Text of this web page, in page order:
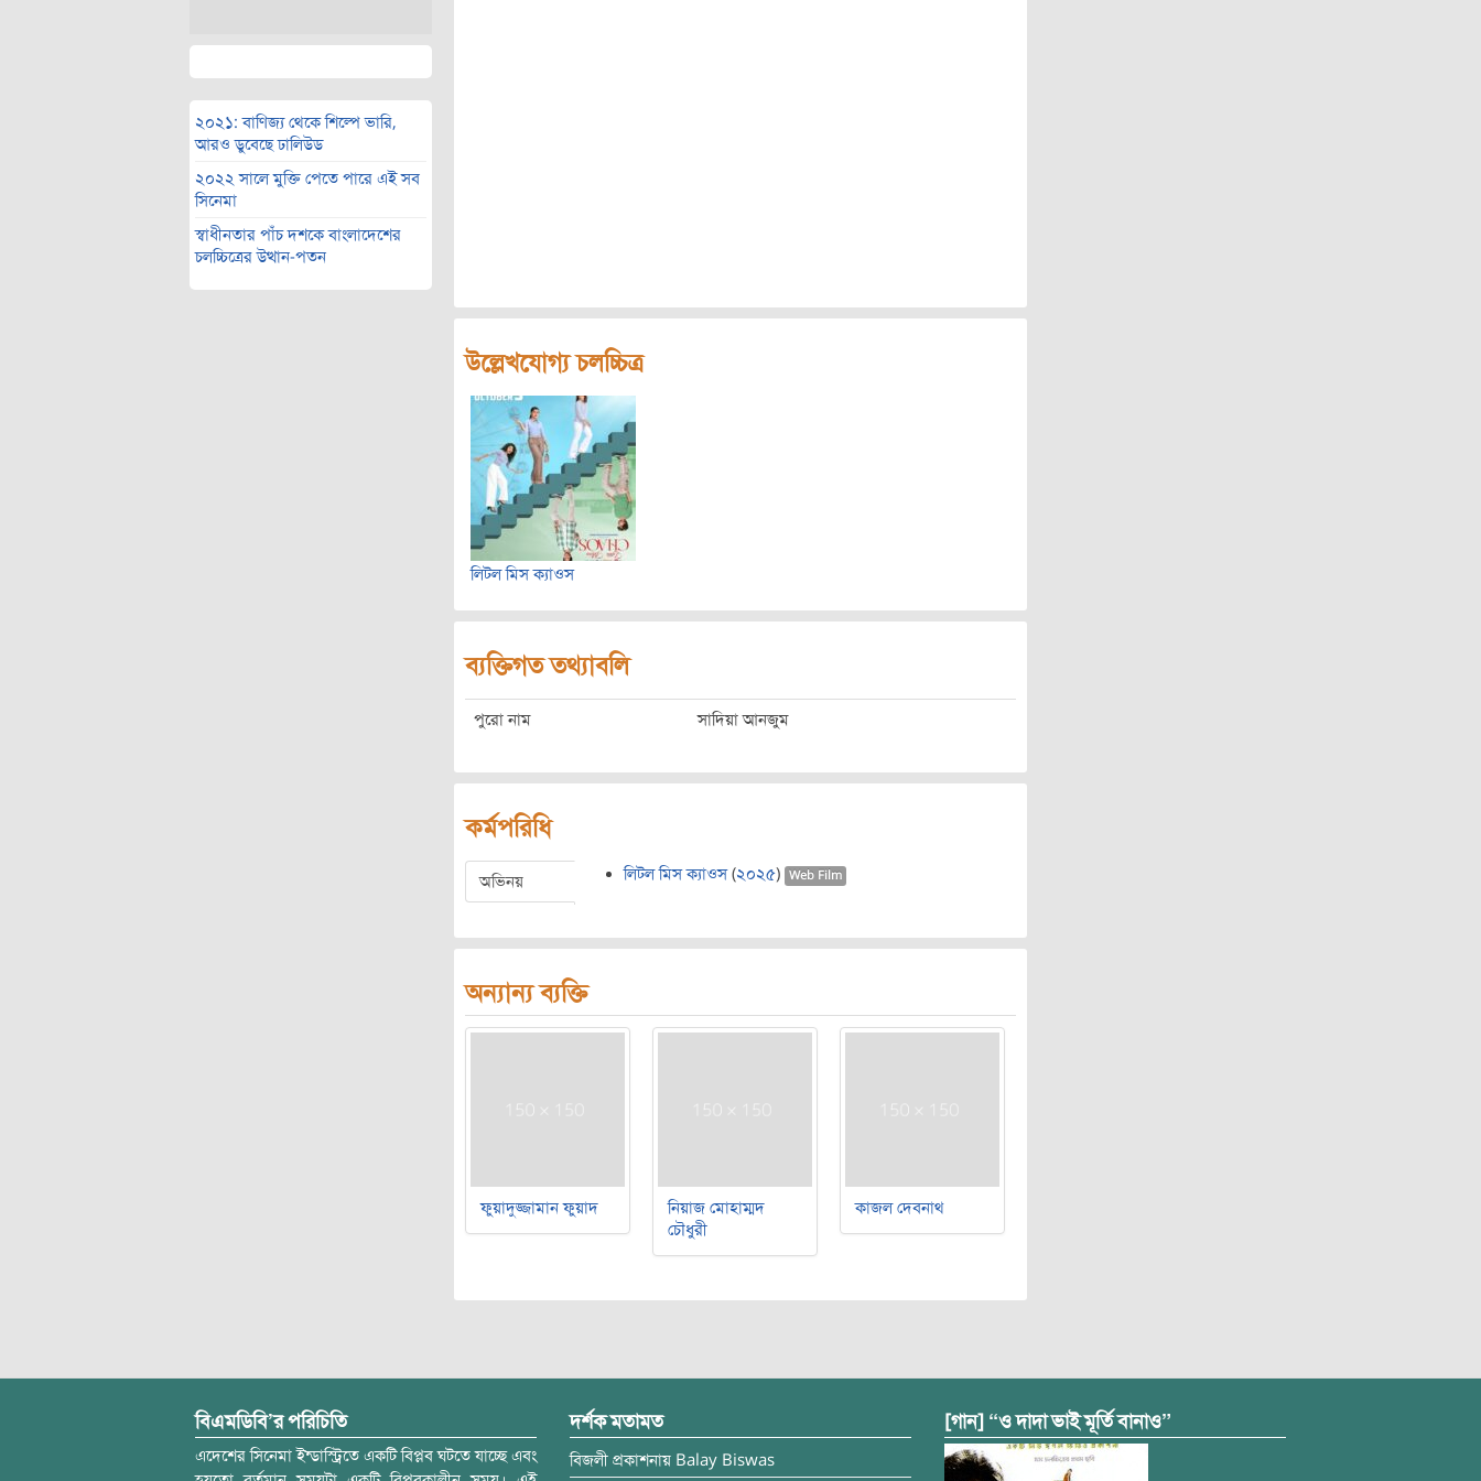
২০২১: বাণিজ্য থেকে শিল্পে ভারি,
আরও ডুবেছে ঢালিউড
২০২২ সালে মুক্তি পেতে পারে এই সব
সিনেমা
স্বাধীনতার পাঁচ দশকে বাংলাদেশের
চলচ্চিত্রের উত্থান-পতন
উল্লেখযোগ্য চলচ্চিত্র
লিটল মিস ক্যাওস
ব্যক্তিগত তথ্যাবলি
পুরো নাম সাদিয়া আনজুম
কর্মপরিধি
অভিনয় লিটল মিস ক্যাওস(২০২৫) Web Film
অন্যান্য ব্যক্তি
ফুয়াদুজ্জামান ফুয়াদ
নিয়াজ মোহাম্মদ
চৌধুরী
কাজল দেবনাথ
বিএমডিবি’র পরিচিতি
এদেশের সিনেমা ইন্ডাস্ট্রিতে একটি বিপ্লব ঘটতে যাচ্ছে এবং
দর্শক মতামত
বিজলী প্রকাশনায় Balay Biswas
[গান] “ও দাদা ভাই মূর্তি বানাও”